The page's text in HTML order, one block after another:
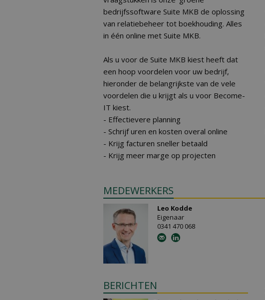
bedrijfssoftware Suite MKB de oplossing
van relatiebeheer tot boekhouding. Alles
in één online met Suite MKB.
Als u voor de Suite MKB kiest heeft dat
een hoop voordelen voor uw bedrijf,
hieronder de belangrijkste van de vele
voordelen die u krijgt als u voor Become-
IT kiest.
- Effectievere planning
- Schrijf uren en kosten overal online
- Krijg facturen sneller betaald
- Krijg meer marge op projecten
MEDEWERKERS
Leo Kodde
Eigenaar
0341 470 068
BERICHTEN